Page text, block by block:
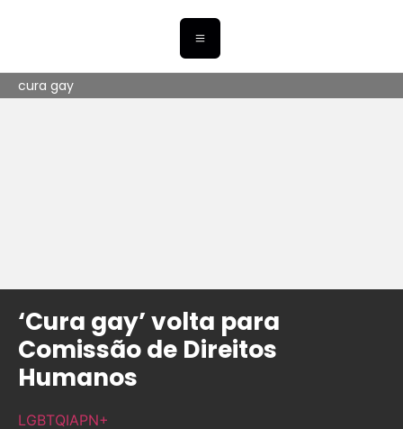
cura gay
‘Cura gay’ volta para
Comissão de Direitos
Humanos
LGBTQIAPN+